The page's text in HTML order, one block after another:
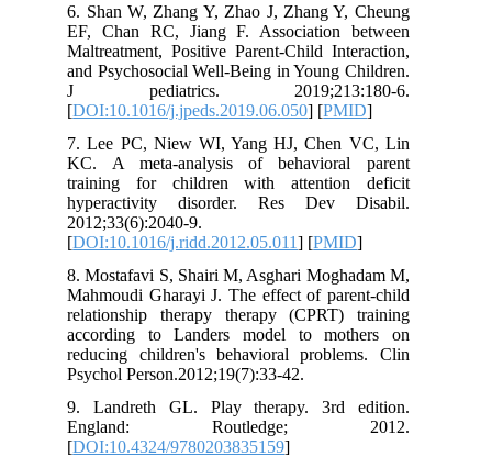
6. Shan W, Zhang Y, Zhao J, Zhang
EF, Chan RC, Jiang F. Association
Maltreatment, Positive Parent-Child
and Psychosocial Well-Being in Young
J pediatrics.
[DOI:10.1016/j.jpeds.2019.06.050
7. Lee PC, Niew WI, Yang HJ,
KC. A meta-analysis of
training for children with
hyperactivity disorder. Res Dev
[DOI:10.1016/j.ridd.2012.05.011
8. Mostafavi S, Shairi M, Asghari
Mahmoudi Gharayi J. The effect of
relationship therapy therapy
according to Landers model to
reducing children's behavioral
Psychol Person.2012;19(7):33-42.
9. Landreth GL. Play therapy. 3rd
England: Routledge;
[DOI:10.4324/9780203835159